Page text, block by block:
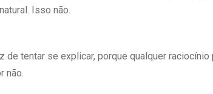
Isso não.
de tentar se explicar, porque qualquer
não.